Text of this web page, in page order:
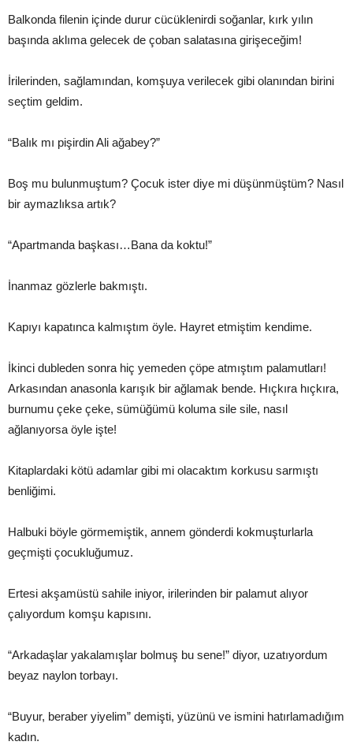
Balkonda filenin içinde durur cücüklenirdi soğanlar, kırk yılın
başında aklıma gelecek de çoban salatasına girişeceğim!
İrilerinden, sağlamından, komşuya verilecek gibi olanından birini
seçtim geldim.
“Balık mı pişirdin Ali ağabey?”
Boş mu bulunmuştum? Çocuk ister diye mi düşünmüştüm? Nasıl
bir aymazlıksa artık?
“Apartmanda başkası…Bana da koktu!”
İnanmaz gözlerle bakmıştı.
Kapıyı kapatınca kalmıştım öyle. Hayret etmiştim kendime.
İkinci dubleden sonra hiç yemeden çöpe atmıştım palamutları!
Arkasından anasonla karışık bir ağlamak bende. Hıçkıra hıçkıra,
burnumu çeke çeke, sümüğümü koluma sile sile, nasıl
ağlanıyorsa öyle işte!
Kitaplardaki kötü adamlar gibi mi olacaktım korkusu sarmıştı
benliğimi.
Halbuki böyle görmemiştik, annem gönderdi kokmuşturlarla
geçmişti çocukluğumuz.
Ertesi akşamüstü sahile iniyor, irilerinden bir palamut alıyor
çalıyordum komşu kapısını.
“Arkadaşlar yakalamışlar bolmuş bu sene!” diyor, uzatıyordum
beyaz naylon torbayı.
“Buyur, beraber yiyelim” demişti, yüzünü ve ismini hatırlamadığım
kadın.